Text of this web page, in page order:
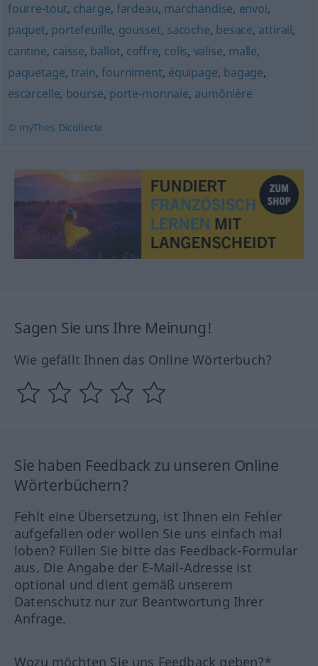
fourre-tout, charge, fardeau, marchandise, envoi,
paquet, portefeuille, gousset, sacoche, besace, attirail,
cantine, caisse, ballot, coffre, colis, valise, malle,
paquetage, train,fourniment, équipage, bagage,
escarcelle, bourse, porte-monnaie, aumônière
© myThes Dicollecte
Sagen Sie uns Ihre Meinung!
Wie gefällt Ihnen das Online Wörterbuch?
Sie haben Feedback zu unseren Online
Wörterbüchern?
Fehlt eine Übersetzung, ist Ihnen ein Fehler
aufgefallen oder wollen Sie uns einfach mal
loben? Füllen Sie bitte das Feedback-Formular
aus. Die Angabe der E-Mail-Adresse ist
optional und dient gemäß unserem
Datenschutz nur zur Beantwortung Ihrer
Anfrage.
Wozu möchten Sie uns Feedback geben?*